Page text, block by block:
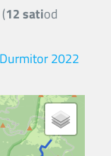
12 satiod
2022